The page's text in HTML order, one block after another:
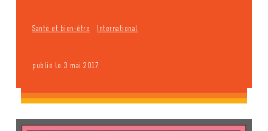
Santé et bien-être International
publié le 3 mai 2017